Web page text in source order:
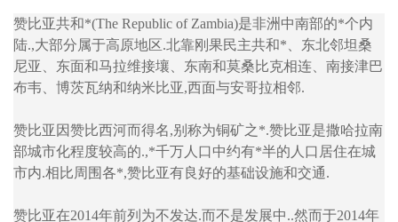
赞比亚共和*(The Republic of Zambia)是非洲中南部的*个内
陆.,大部分属于高原地区.北靠刚果民主共和*、东北邻坦桑
尼亚、东面和马拉维接壤、东南和莫桑比克相连、南接津巴
布韦、博茨瓦纳和纳米比亚,西面与安哥拉相邻.
赞比亚因赞比西河而得名,别称为铜矿之*.赞比亚是撒哈拉南
部城市化程度较高的.,*千万人口中约有*半的人口居住在城
市内.相比周围各*,赞比亚有良好的基础设施和交通.
赞比亚在2014年前列为不发达.而不是发展中..然而于2014年